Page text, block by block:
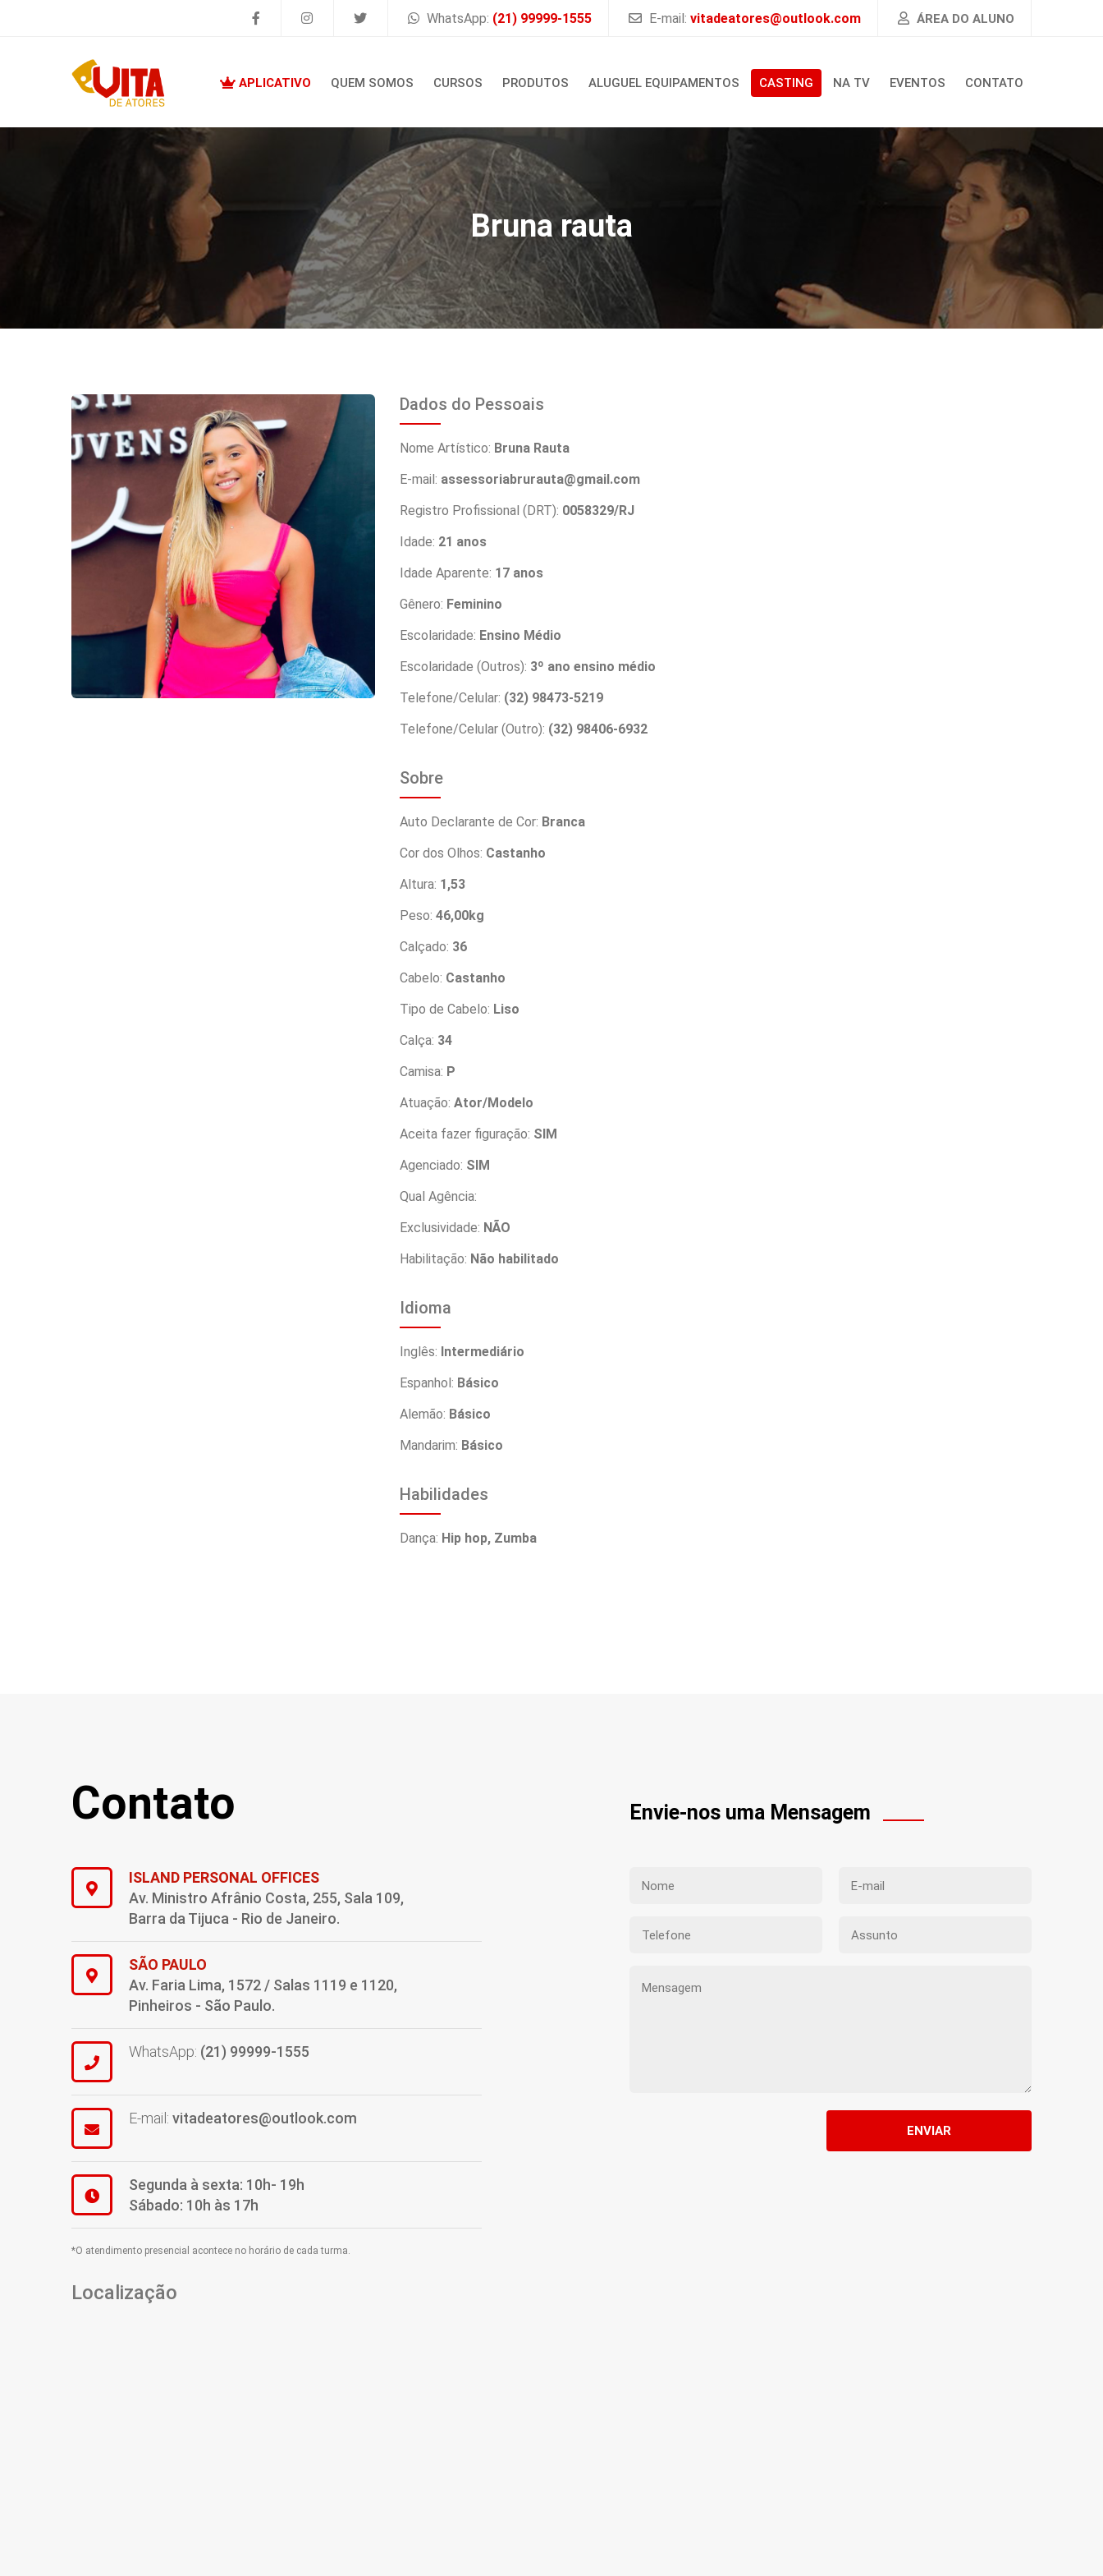
WhatsApp: (21) 99999-1555 E-mail: vitadeatores@outlook.com ÁREA DO ALUNO
APLICATIVO QUEM SOMOS CURSOS PRODUTOS ALUGUEL EQUIPAMENTOS CASTING NA TV EVENTOS CONTATO
Bruna rauta
Dados do Pessoais
Nome Artístico: Bruna Rauta
E-mail: assessoriabrurauta@gmail.com
Registro Profissional (DRT): 0058329/RJ
Idade: 21 anos
Idade Aparente: 17 anos
Gênero: Feminino
Escolaridade: Ensino Médio
Escolaridade (Outros): 3º ano ensino médio
Telefone/Celular: (32) 98473-5219
Telefone/Celular (Outro): (32) 98406-6932
Sobre
Auto Declarante de Cor: Branca
Cor dos Olhos: Castanho
Altura: 1,53
Peso: 46,00kg
Calçado: 36
Cabelo: Castanho
Tipo de Cabelo: Liso
Calça: 34
Camisa: P
Atuação: Ator/Modelo
Aceita fazer figuração: SIM
Agenciado: SIM
Qual Agência:
Exclusividade: NÃO
Habilitação: Não habilitado
Idioma
Inglês: Intermediário
Espanhol: Básico
Alemão: Básico
Mandarim: Básico
Habilidades
Dança: Hip hop, Zumba
Contato
ISLAND PERSONAL OFFICES
Av. Ministro Afrânio Costa, 255, Sala 109,
Barra da Tijuca - Rio de Janeiro.
SÃO PAULO
Av. Faria Lima, 1572 / Salas 1119 e 1120,
Pinheiros - São Paulo.
WhatsApp: (21) 99999-1555
E-mail: vitadeatores@outlook.com
Segunda à sexta: 10h- 19h
Sábado: 10h às 17h
*O atendimento presencial acontece no horário de cada turma.
Envie-nos uma Mensagem
ENVIAR
Localização